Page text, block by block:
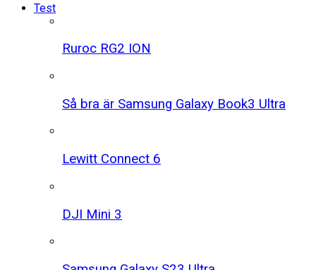
Test
Ruroc RG2 ION
Så bra är Samsung Galaxy Book3 Ultra
Lewitt Connect 6
DJI Mini 3